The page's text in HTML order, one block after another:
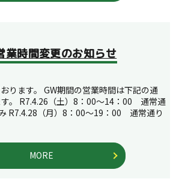
業時間変更のお知らせ
ります。 GW期間の営業時間は下記の通
す。 R7.4.26（土）8：00～14：00 通常通
R7.4.28（月）8：00～19：00 通常通り
MORE